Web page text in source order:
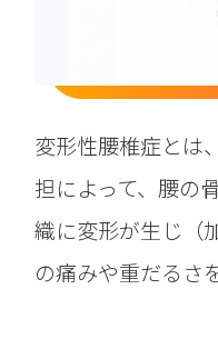
変形性腰椎症とは
担によって、腰の
織に変形が生じ（
の痛みや重だるさ